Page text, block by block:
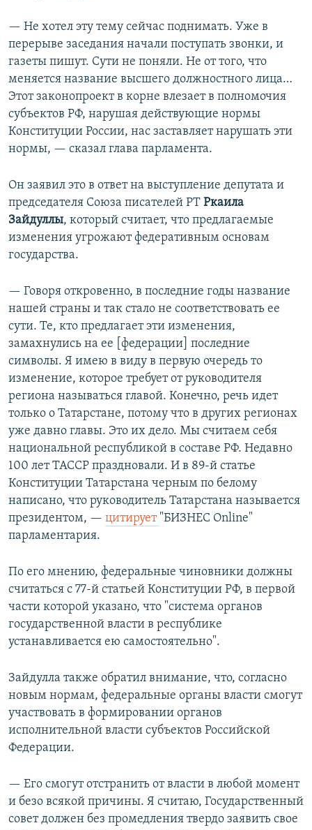
Все сайты РСЕ/РС
— Не хотел эту тему сейчас поднимать. Уже в
перерыве заседания начали поступать звонки, и
газеты пишут. Сути не поняли. Не от того, что
меняется название высшего должностного лица…
Этот законопроект в корне влезает в полномочия
субъектов РФ, нарушая действующие нормы
Конституции России, нас заставляет нарушать эти
нормы, — сказал глава парламента.
Он заявил это в ответ на выступление депутата и
председателя Союза писателей РТ Ркаила
Зайдуллы, который считает, что предлагаемые
изменения угрожают федеративным основам
государства.
— Говоря откровенно, в последние годы название
нашей страны и так стало не соответствовать ее
сути. Те, кто предлагает эти изменения,
замахнулись на ее [федерации] последние
символы. Я имею в виду в первую очередь то
изменение, которое требует от руководителя
региона называться главой. Конечно, речь идет
только о Татарстане, потому что в других регионах
уже давно главы. Это их дело. Мы считаем себя
национальной республикой в составе РФ. Недавно
100 лет ТАССР праздновали. И в 89-й статье
Конституции Татарстана черным по белому
написано, что руководитель Татарстана называется
президентом, — цитирует "БИЗНЕС Online"
парламентария.
По его мнению, федеральные чиновники должны
считаться с 77-й статьей Конституции РФ, в первой
части которой указано, что "система органов
государственной власти в республике
устанавливается ею самостоятельно".
Зайдулла также обратил внимание, что, согласно
новым нормам, федеральные органы власти смогут
участвовать в формировании органов
исполнительной власти субъектов Российской
Федерации.
— Его смогут отстранить от власти в любой момент
и безо всякой причины. Я считаю, Государственный
совет должен без промедления твердо заявить свое